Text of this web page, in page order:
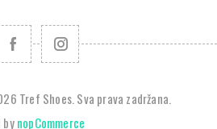
Tref Shoes. Sva prava zadržana.
bynopCommerce